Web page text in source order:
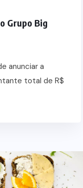
Grupo Big
anunciar a
total de R$